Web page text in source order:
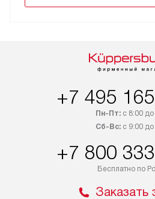
+7 495
Пн-Пт:с 8:00 до
Сб-Вс:с 9:00 до
+7 800
Бесплатно по
Заказать